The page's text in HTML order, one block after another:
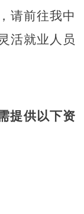
请前往我中
活就业人员
提供以下资